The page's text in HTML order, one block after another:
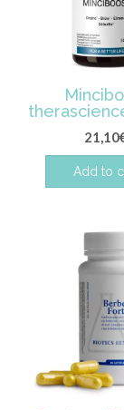
21,10
Add to